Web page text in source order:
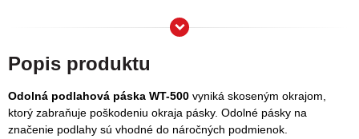
Popis produktu
Odolná podlahová páska WT-500 vyniká skoseným okrajom,
ktorý zabraňuje poškodeniu okraja pásky. Odolné pásky na
značenie podlahy sú vhodné do náročných podmienok.